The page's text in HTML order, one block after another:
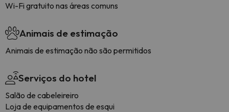
Wi-Fi gratuito nas áreas comuns
Animais de estimação
Animais de estimação não são permitidos
Serviços do hotel
Salão de cabeleireiro
Loja de equipamentos de esqui